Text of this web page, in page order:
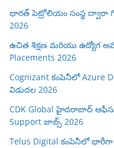
భారత్ పెట్రోలియం సంస్థ ద్వారా
2026
ఉచిత శిక్షణ మరియు ఉద్యోగ
Placements 2026
Cognizant కంపెనీలో Azure
విడుదల 2026
CDK Global హైదరాబాద్
Support జాబ్స్ 2026
Telus Digital కంపెనీలో భారీగా